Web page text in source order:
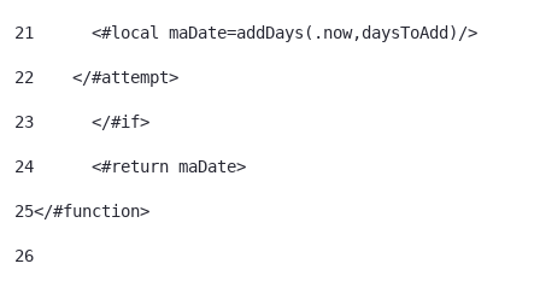
21
      <#local maDate=addDays(.now,daysToAdd)/>
22
    </#attempt>
23
	</#if>
24
	<#return maDate>
25</#function>
26